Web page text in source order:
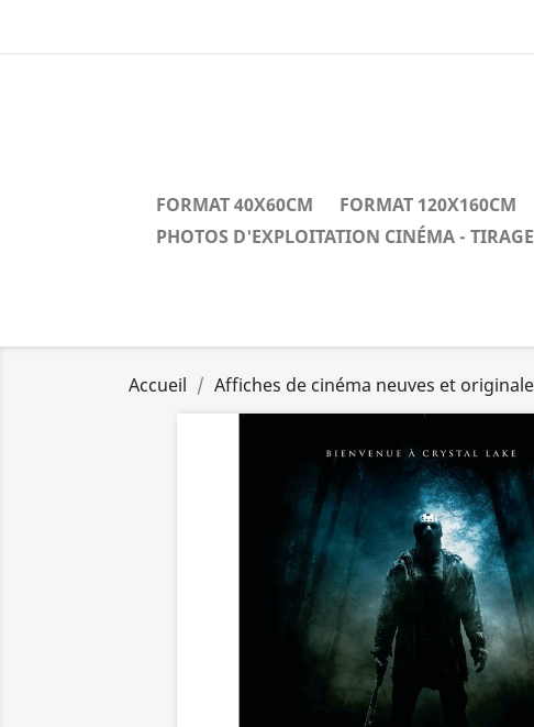
FORMAT 40X60CM FORMAT 120X160CM
PHOTOS D'EXPLOITATION CINÉMA -
Accueil Affiches de cinéma neuves et